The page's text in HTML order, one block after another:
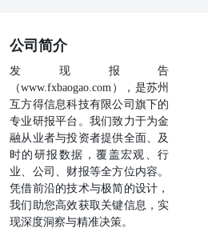
量的大模型平台之一。自2024
来，其日均Token调用量快速
升至2026年初的百万亿级，
需求呈现明显加速趋势。 1.3.“
的AI产业架构 AI产业正在从“
争”阶段。在2026年3月，黄仁
中提出，AI产业已经形成由能
与应用组成的“五层架构”。
Token工厂，未来AI产业链的
成、调度、传输与消费展开重
的“五层蛋糕”本质上是Token
能源层：决定Token生产上限
公司简介
发现报告
（www.fxbaogao.com），是苏州
互方得信息科技有限公司旗下的
专业研报平台。我们致力于为金
融从业者与投资者提供全面、及
时的研报数据，覆盖宏观、行
业、公司、财报等全方位内容。
凭借前沿的技术与极简的设计，
我们助您高效获取关键信息，实
现深度洞察与精准决策。